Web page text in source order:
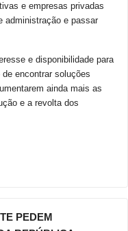
e empresas privadas
administração e passar
e disponibilidade para
encontrar soluções
ainda mais as
e a revolta dos
PEDEM